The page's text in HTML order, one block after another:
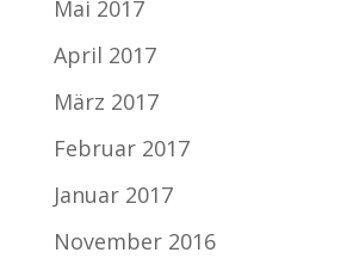
Mai 2017
April 2017
März 2017
Februar 2017
Januar 2017
November 2016